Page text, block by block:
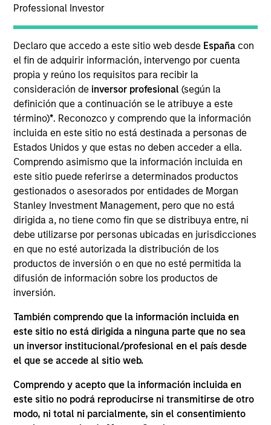
Professional Investor
Declaro que accedo a este sitio web desde España con
el fin de adquirir información, intervengo por cuenta
propia y reúno los requisitos para recibir la
consideración de inversor profesional(según la
definición que a continuación se le atribuye a este
término)*. Reconozco y comprendo que la información
incluida en este sitio no está destinada a personas de
Estados Unidos y que estas no deben acceder a ella.
Comprendo asimismo que la información incluida en
este sitio puede referirse a determinados productos
gestionados o asesorados por entidades de Morgan
Stanley Investment Management, pero que no está
dirigida a, no tiene como fin que se distribuya entre, ni
debe utilizarse por personas ubicadas en jurisdicciones
en que no esté autorizada la distribución de los
productos de inversión o en que no esté permitida la
difusión de información sobre los productos de
inversión.
También comprendo que la información incluida en
este sitio no está dirigida a ninguna parte que no sea
un inversor institucional/profesional en el país desde
el que se accede al sitio web.
Comprendo y acepto que la información incluida en
este sitio no podrá reproducirse ni transmitirse de otro
modo, ni total ni parcialmente, sin el consentimiento
EQUIPO
Broad Markets Fixed Income Team
Utkarsh Sharma is a portfolio manager on the Broad
Markets Fixed Income team. He is responsible for
managing global government, aggregate, and
unconstrained strategies. He joined Morgan Stanley
in 2014. Utkarsh began his career in the investment
industry in 2010. Prior to joining the firm, Utkarsh
was a risk and quantitative analyst at BlackRock
focusing on investment grade credit and multi-
sector portfolios for institutional clients. Utkarsh
received a B.Tech in computer science and
engineering from the Indian Institute of Technology
(IIT) Guwahati, India and an M.S. in operations
research from Columbia University.
Broad Markets Fixed Income Team
Global Aggregate Fixed Income Strategy
Invests in a globally diversified portfolio of
multi-currency debt issued by government